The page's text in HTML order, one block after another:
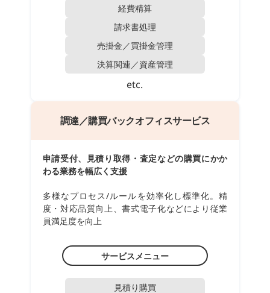
経費精算
請求書処理
売掛金／買掛金管理
決算関連／資産管理
etc.
調達／購買バックオフィスサービス
申請受付、見積り取得・査定などの購買にかか
わる業務を幅広く支援
多様なプロセス/ルールを効率化し標準化。精
度・対応品質向上、書式電子化などにより従業
員満足度を向上
サービスメニュー
見積り購買